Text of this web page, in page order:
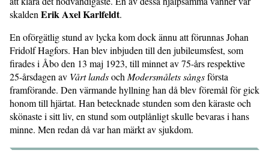
skalden Erik Axel Karlfeldt.
En oförgätlig stund av lycka kom dock ännu att förunnas Johan
Fridolf Hagfors. Han blev inbjuden till den jubileumsfest, som
firades i Åbo den 13 maj 1923, till minnet av 75-års respektive
25-årsdagen av Vårt landsoch Modersmålets sångsförsta
framförande. Den värmande hyllning han då blev föremål för gick
honom till hjärtat. Han betecknade stunden som den käraste och
skönaste i sitt liv, en stund som outplånligt skulle bevaras i hans
minne. Men redan då var han märkt av sjukdom.